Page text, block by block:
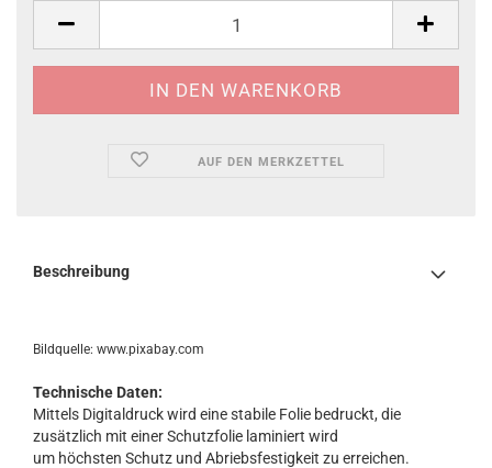
AUF DEN MERKZETTEL
Beschreibung
Bildquelle: www.pixabay.com
Technische Daten:
Mittels Digitaldruck wird eine stabile Folie bedruckt, die
zusätzlich mit einer Schutzfolie laminiert wird
um höchsten Schutz und Abriebsfestigkeit zu erreichen.